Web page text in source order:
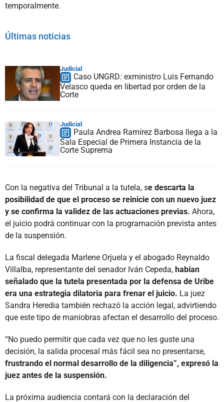
temporalmente.
Últimas noticias
Judicial
Caso UNGRD: exministro Luis Fernando
Velasco queda en libertad por orden de la
Corte
Judicial
Paula Andrea Ramírez Barbosa llega a la
Sala Especial de Primera Instancia de la
Corte Suprema
Con la negativa del Tribunal a la tutela, se descarta la
posibilidad de que el proceso se reinicie con un nuevo juez
y se confirma la validez de las actuaciones previas. Ahora,
el juicio podrá continuar con la programación prevista antes
de la suspensión.
La fiscal delegada Marlene Orjuela y el abogado Reynaldo
Villalba, representante del senador Iván Cepeda, habían
señalado que la tutela presentada por la defensa de Uribe
era una estrategia dilatoria para frenar el juicio. La juez
Sandra Heredia también rechazó la acción legal, advirtiendo
que este tipo de maniobras afectan el desarrollo del proceso.
“No puedo permitir que cada vez que no les guste una
decisión, la salida procesal más fácil sea no presentarse,
frustrando el normal desarrollo de la diligencia”, expresó la
juez antes de la suspensión.
La próxima audiencia contará con la declaración del